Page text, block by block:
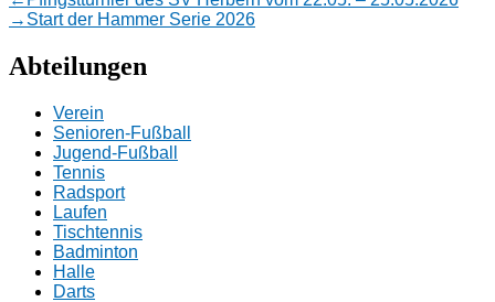
Beitrag:
→ Nächster
Start der Hammer Serie 2026
Abteilungen
Verein
Senioren-Fußball
Jugend-Fußball
Tennis
Radsport
Laufen
Tischtennis
Badminton
Halle
Darts